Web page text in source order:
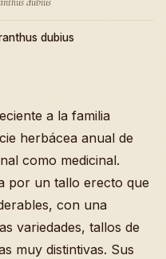
dubius
a la familia
herbácea anual de
como medicinal.
por un tallo erecto que
con una
variedades, tallos de
muy distintivas. Sus